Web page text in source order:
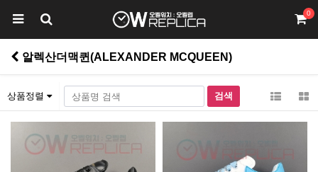
0
알렉산더맥퀸(ALEXANDER MCQUEEN)
상품정렬